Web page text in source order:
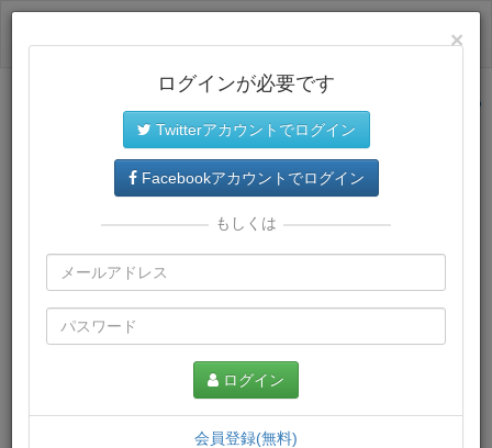
サイトトップに戻る
プレミアム会員では、教材がダウンロードでき、快適な動画
再生環境が提供されます。
×
ログインが必要です
Twitterアカウントでログイン
Facebookアカウントでログイン
もしくは
ログイン
会員登録(無料)